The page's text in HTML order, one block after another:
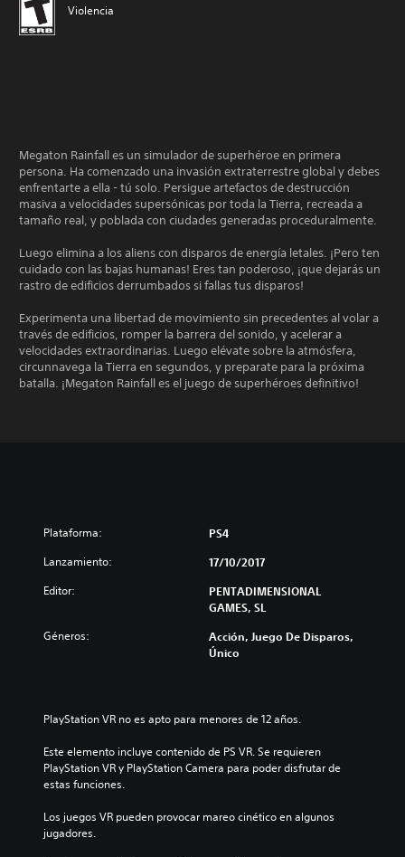
Violencia
Megaton Rainfall es un simulador de superhéroe en primera
persona. Ha comenzado una invasión extraterrestre global y debes
enfrentarte a ella - tú solo. Persigue artefactos de destrucción
masiva a velocidades supersónicas por toda la Tierra, recreada a
tamaño real, y poblada con ciudades generadas proceduralmente.
Luego elimina a los aliens con disparos de energía letales. ¡Pero ten
cuidado con las bajas humanas! Eres tan poderoso, ¡que dejarás un
rastro de edificios derrumbados si fallas tus disparos!
Experimenta una libertad de movimiento sin precedentes al volar a
través de edificios, romper la barrera del sonido, y acelerar a
velocidades extraordinarias. Luego elévate sobre la atmósfera,
circunnavega la Tierra en segundos, y preparate para la próxima
batalla. ¡Megaton Rainfall es el juego de superhéroes definitivo!
Plataforma: PS4
Lanzamiento: 17/10/2017
Editor:
PENTADIMENSIONAL
GAMES, SL
Géneros:
Acción, Juego De Disparos,
Único
PlayStation VR no es apto para menores de 12 años.
Este elemento incluye contenido de PS VR. Se requieren
PlayStation VR y PlayStation Camera para poder disfrutar de
estas funciones.
Los juegos VR pueden provocar mareo cinético en algunos
jugadores.